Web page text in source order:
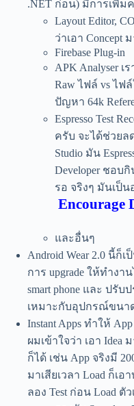
.NET ก่อน) มีการเพิ่ม
Layout Editor,
ว่าเอา Concept
Firebase Plug-in
APK Analyser เ
Raw ไฟล์ vs ไฟ
ปัญหา 64k
Espresso Test
ครับ จะได้ช่วยล
Studio มัน
Developer ชอบกิ
รอ จริงๆ มันเป็
Encourage
และอื่นๆ
Android Wear 2.0 นี้ก็
การ upgrade ให้ทำงา
smart phone และ ปรั
เหมาะกับอุปกรณ์ขนา
Instant Apps ทำให้
ผมเข้าใจว่า เอา
ก็ได้ เช่น App จริงมี
มาเสียเวลา Load ก็เอา
ลอง Test ก่อน Load ตั